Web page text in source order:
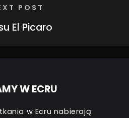
POST
El Picaro
W ECRU
w Ecru nabierają